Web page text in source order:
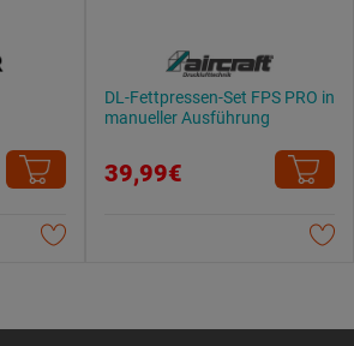
DL-Fettpressen-Set FPS PRO in
manueller Ausführung
39,99€